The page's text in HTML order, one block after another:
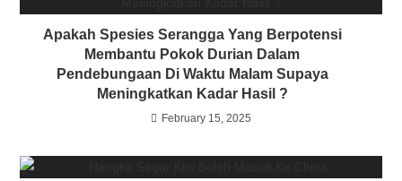
Apakah Spesies Serangga Yang Berpotensi
Membantu Pokok Durian Dalam
Pendebungaan Di Waktu Malam Supaya
Meningkatkan Kadar Hasil ?
February 15, 2025